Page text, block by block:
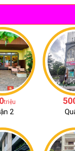
triệu
2